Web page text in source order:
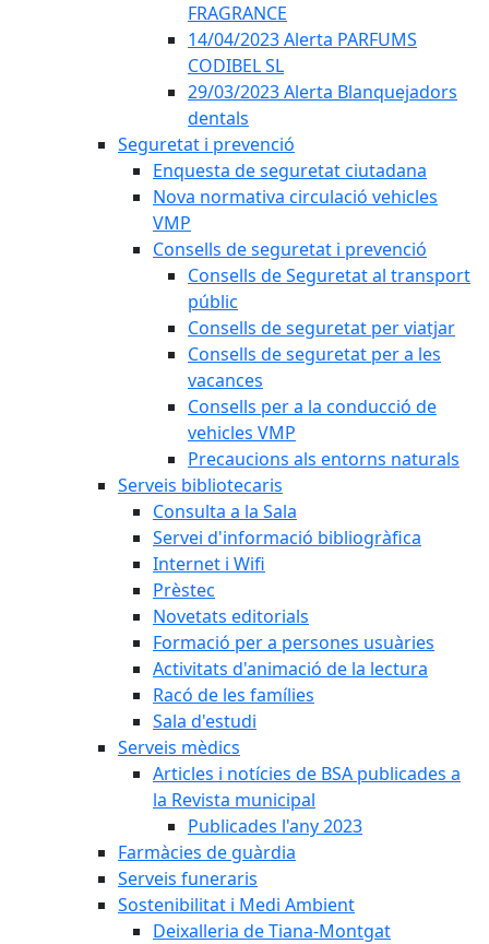
FRAGRANCE
14/04/2023 Alerta PARFUMS
CODIBEL SL
29/03/2023 Alerta Blanquejadors
dentals
Seguretat i prevenció
Enquesta de seguretat ciutadana
Nova normativa circulació vehicles
VMP
Consells de seguretat i prevenció
Consells de Seguretat al transport
públic
Consells de seguretat per viatjar
Consells de seguretat per a les
vacances
Consells per a la conducció de
vehicles VMP
Precaucions als entorns naturals
Serveis bibliotecaris
Consulta a la Sala
Servei d'informació bibliogràfica
Internet i Wifi
Prèstec
Novetats editorials
Formació per a persones usuàries
Activitats d'animació de la lectura
Racó de les famílies
Sala d'estudi
Serveis mèdics
Articles i notícies de BSA publicades a
la Revista municipal
Publicades l'any 2023
Farmàcies de guàrdia
Serveis funeraris
Sostenibilitat i Medi Ambient
Deixalleria de Tiana-Montgat